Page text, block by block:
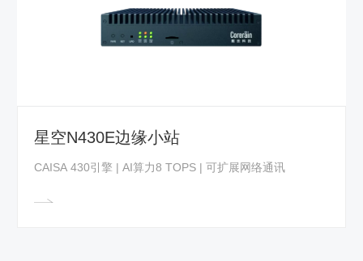
CAISA 430芯片
全新一代可重构数据流芯片